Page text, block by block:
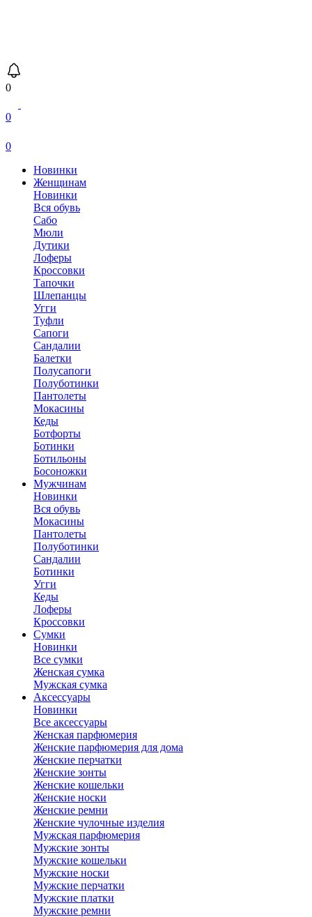
0
0
0
Новинки
Женщинам
Новинки
Вся обувь
Сабо
Мюли
Дутики
Лоферы
Кроссовки
Тапочки
Шлепанцы
Угги
Туфли
Сапоги
Сандалии
Балетки
Полусапоги
Полуботинки
Пантолеты
Мокасины
Кеды
Ботфорты
Ботинки
Ботильоны
Босоножки
Мужчинам
Новинки
Вся обувь
Мокасины
Пантолеты
Полуботинки
Сандалии
Ботинки
Угги
Кеды
Лоферы
Кроссовки
Сумки
Новинки
Все сумки
Женская сумка
Мужская сумка
Аксессуары
Новинки
Все аксессуары
Женская парфюмерия
Женские парфюмерия для дома
Женские перчатки
Женские зонты
Женские кошельки
Женские носки
Женские ремни
Женские чулочные изделия
Мужская парфюмерия
Мужские зонты
Мужские кошельки
Мужские носки
Мужские перчатки
Мужские платки
Мужские ремни